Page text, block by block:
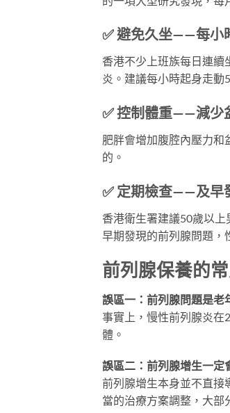
✅ 避免久坐——每小
香港不少上班族每日連
炎。建議每小時起身走動
✅ 控制體重——減少
肥胖會增加腹腔內壓力和
的。
✅ 定期檢查——及早
香港衛生署建議50歲以
早期發現的前列腺問題，
前列腺保養的
誤區一：前列腺問題是老
事實上，慢性前列腺炎在
體。
誤區二：前列腺增生一定
前列腺增生本身並不直接
當的治療方案調整，大部